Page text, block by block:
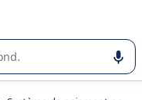
ou la sélection de